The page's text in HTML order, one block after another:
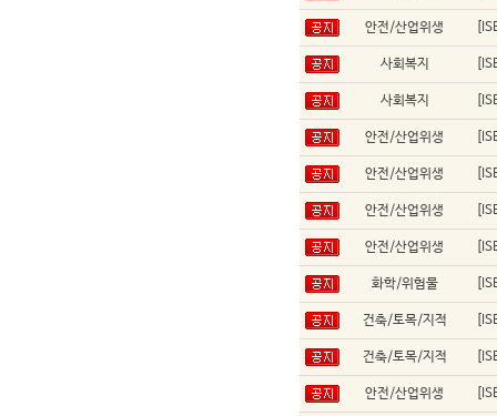
안전/산업위생
사회복지
사회복지
안전/산업위생
안전/산업위생
안전/산업위생
안전/산업위생
화학/위험물
건축/토목/지적
건축/토목/지적
안전/산업위생